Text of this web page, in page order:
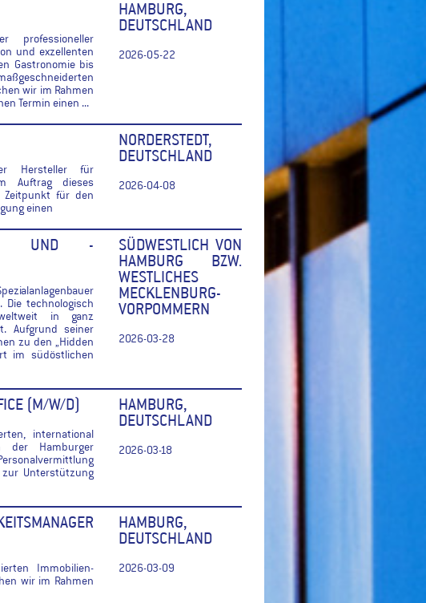
professioneller
und exzellenten
Gastronomie bis
wir im Rahmen
Termin einen ...
HAMBURG,
DEUTSCHLAND
2026-05-22
Hersteller für
Auftrag dieses
Zeitpunkt für den
einen
NORDERSTEDT,
DEUTSCHLAND
2026-04-08
UND -
Die technologisch
in ganz
Aufgrund seiner
zu den „Hidden
im südöstlichen
SÜDWESTLICH VON
HAMBURG BZW.
WESTLICHES
MECKLENBURG-
VORPOMMERN
2026-03-28
(M/W/D)
international
der Hamburger
Unterstützung
HAMBURG,
DEUTSCHLAND
2026-03-18
Immobilien-
wir im Rahmen
HAMBURG,
DEUTSCHLAND
2026-03-09